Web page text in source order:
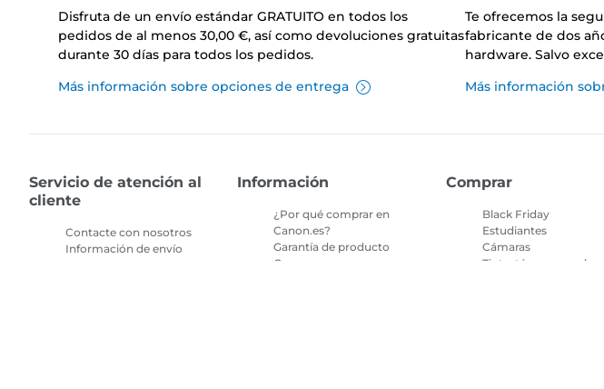
Disfruta de un envío estándar GRATUITO en todos los
pedidos de al menos 30,00 €, así como devoluciones gratuitas
durante 30 días para todos los pedidos.
Más información sobre opciones de entrega
Te ofrecemos la
fabricante de dos
hardware. Salvo
Más información
Servicio de atención al
cliente
Contacte con nosotros
Información de envío
Información
¿Por qué comprar en
Canon.es?
Garantía de producto
Compras seguras en
Comprar
Black Friday
Estudiantes
Cámaras
Tinta, tóner y papel